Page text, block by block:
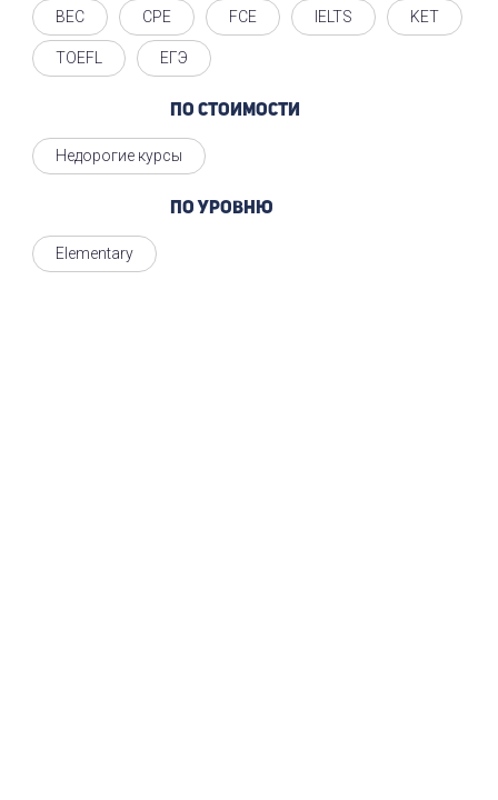
BEC CPE FCE IELTS KET
TOEFL ЕГЭ
По стоимости
Недорогие курсы
По уровню
Elementary